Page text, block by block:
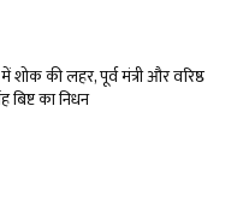
शोक की लहर, पूर्व मंत्री और वरिष्ठ
बिष्ट का निधन